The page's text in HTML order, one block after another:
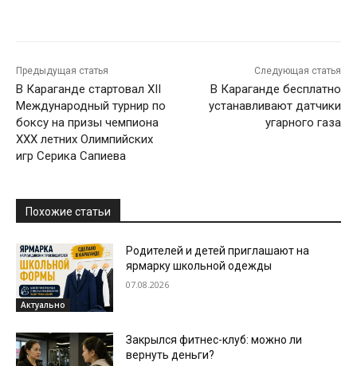
Предыдущая статья
В Караганде стартовал ХІІ
Международный турнир по
боксу на призы чемпиона
ХХХ летних Олимпийских
игр Серика Сапиева
Следующая статья
В Караганде бесплатно
устанавливают датчики
угарного газа
Похожие статьи
Актуально
Родителей и детей приглашают на
ярмарку школьной одежды
07.08.2026
Закрылся фитнес-клуб: можно ли
вернуть деньги?